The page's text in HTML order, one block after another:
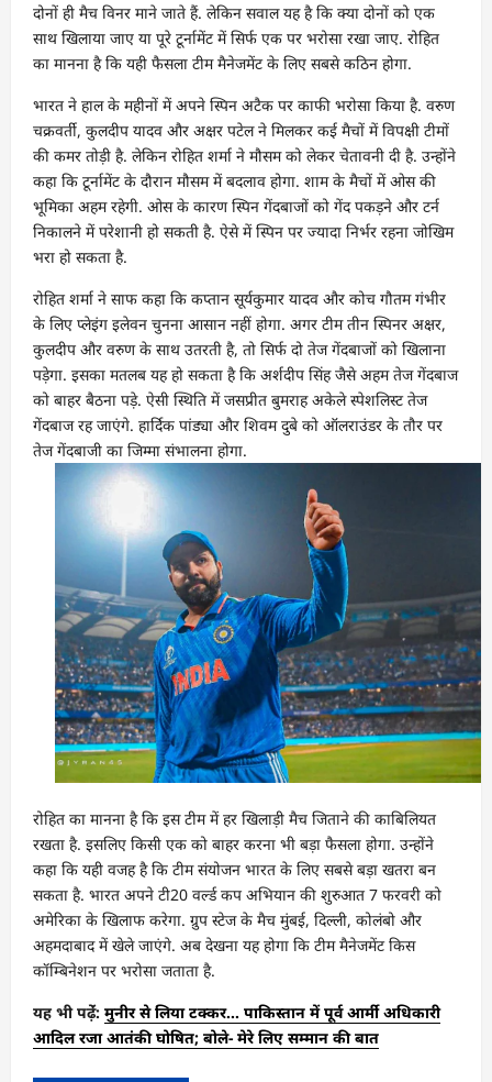
दोनों ही मैच विनर माने जाते हैं. लेकिन सवाल यह है कि क्या दोनों को एक
साथ खिलाया जाए या पूरे टूर्नामेंट में सिर्फ एक पर भरोसा रखा जाए. रोहित
का मानना है कि यही फैसला टीम मैनेजमेंट के लिए सबसे कठिन होगा.
भारत ने हाल के महीनों में अपने स्पिन अटैक पर काफी भरोसा किया है. वरुण
चक्रवर्ती, कुलदीप यादव और अक्षर पटेल ने मिलकर कई मैचों में विपक्षी टीमों
की कमर तोड़ी है. लेकिन रोहित शर्मा ने मौसम को लेकर चेतावनी दी है. उन्होंने
कहा कि टूर्नामेंट के दौरान मौसम में बदलाव होगा. शाम के मैचों में ओस की
भूमिका अहम रहेगी. ओस के कारण स्पिन गेंदबाजों को गेंद पकड़ने और टर्न
निकालने में परेशानी हो सकती है. ऐसे में स्पिन पर ज्यादा निर्भर रहना जोखिम
भरा हो सकता है.
रोहित शर्मा ने साफ कहा कि कप्तान सूर्यकुमार यादव और कोच गौतम गंभीर
के लिए प्लेइंग इलेवन चुनना आसान नहीं होगा. अगर टीम तीन स्पिनर अक्षर,
कुलदीप और वरुण के साथ उतरती है, तो सिर्फ दो तेज गेंदबाजों को खिलाना
पड़ेगा. इसका मतलब यह हो सकता है कि अर्शदीप सिंह जैसे अहम तेज गेंदबाज
को बाहर बैठना पड़े. ऐसी स्थिति में जसप्रीत बुमराह अकेले स्पेशलिस्ट तेज
गेंदबाज रह जाएंगे. हार्दिक पांड्या और शिवम दुबे को ऑलराउंडर के तौर पर
तेज गेंदबाजी का जिम्मा संभालना होगा.
रोहित का मानना है कि इस टीम में हर खिलाड़ी मैच जिताने की काबिलियत
रखता है. इसलिए किसी एक को बाहर करना भी बड़ा फैसला होगा. उन्होंने
कहा कि यही वजह है कि टीम संयोजन भारत के लिए सबसे बड़ा खतरा बन
सकता है. भारत अपने टी20 वर्ल्ड कप अभियान की शुरुआत 7 फरवरी को
अमेरिका के खिलाफ करेगा. ग्रुप स्टेज के मैच मुंबई, दिल्ली, कोलंबो और
अहमदाबाद में खेले जाएंगे. अब देखना यह होगा कि टीम मैनेजमेंट किस
कॉम्बिनेशन पर भरोसा जताता है.
यह भी पढ़ेंं: मुनीर से लिया टक्कर… पाकिस्तान में पूर्व आर्मी अधिकारी
आदिल रजा आतंकी घोषित; बोले- मेरे लिए सम्मान की बात